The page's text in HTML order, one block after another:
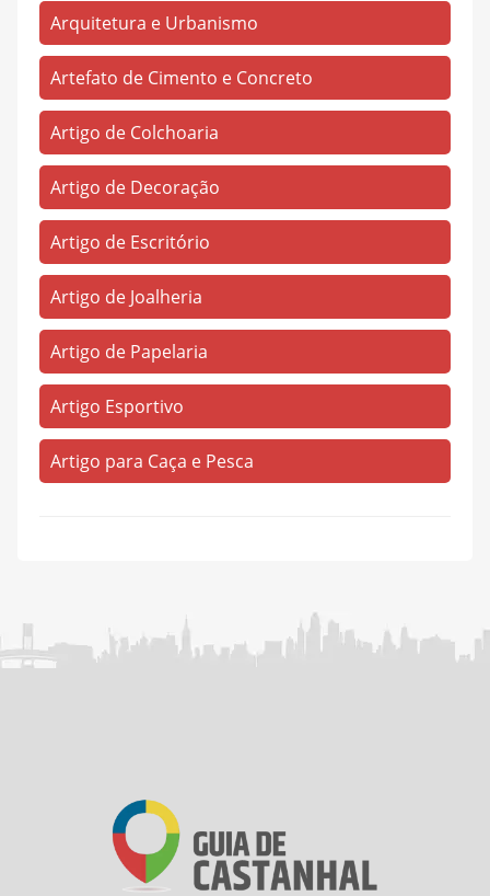
Santa Catarina
Santa Helena (8)
Santa Lídia (254)
São João Batista
São José
Saudade I (294)
Saudade II (119)
Titanlândia
Tókio (2)
Três de Outubro (8)
Vila Corrente do Apéu (1)
Zona Rural
Arquitetura e Urbanismo
Artefato de Cimento e Concreto
Artigo de Colchoaria
Artigo de Decoração
Artigo de Escritório
Artigo de Joalheria
Artigo de Papelaria
Artigo Esportivo
Artigo para Caça e Pesca